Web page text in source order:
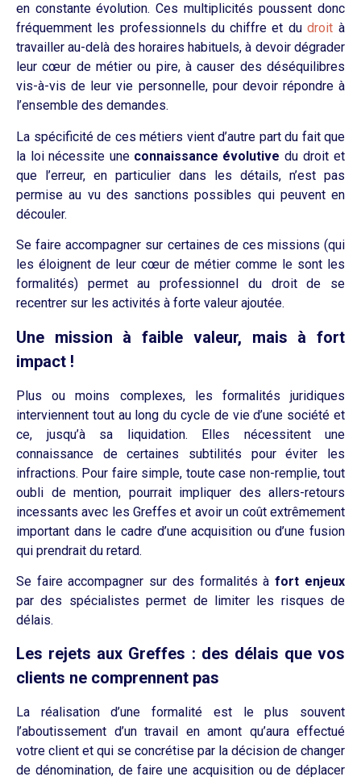
en constante évolution. Ces multiplicités poussent donc
fréquemment les professionnels du chiffre et du droit à
travailler au-delà des horaires habituels, à devoir dégrader
leur cœur de métier ou pire, à causer des déséquilibres
vis-à-vis de leur vie personnelle, pour devoir répondre à
l’ensemble des demandes.
La spécificité de ces métiers vient d’autre part du fait que
la loi nécessite une connaissance évolutive du droit et
que l’erreur, en particulier dans les détails, n’est pas
permise au vu des sanctions possibles qui peuvent en
découler.
Se faire accompagner sur certaines de ces missions (qui
les éloignent de leur cœur de métier comme le sont les
formalités) permet au professionnel du droit de se
recentrer sur les activités à forte valeur ajoutée.
Une mission à faible valeur, mais à fort
impact !
Plus ou moins complexes, les formalités juridiques
interviennent tout au long du cycle de vie d’une société et
ce, jusqu’à sa liquidation. Elles nécessitent une
connaissance de certaines subtilités pour éviter les
infractions. Pour faire simple, toute case non-remplie, tout
oubli de mention, pourrait impliquer des allers-retours
incessants avec les Greffes et avoir un coût extrêmement
important dans le cadre d’une acquisition ou d’une fusion
qui prendrait du retard.
Se faire accompagner sur des formalités à fort enjeux
par des spécialistes permet de limiter les risques de
délais.
Les rejets aux Greffes : des délais que vos
clients ne comprennent pas
La réalisation d’une formalité est le plus souvent
l’aboutissement d’un travail en amont qu’aura effectué
votre client et qui se concrétise par la décision de changer
de dénomination, de faire une acquisition ou de déplacer